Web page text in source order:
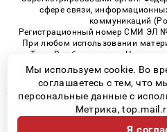
сфере связи,
коммуникаций
Регистрационный номер СМИ ЭЛ
При любом использовании
Town.Ru обязательна.
только при наличии
© 2026 «Ufa-Town» |
Возрастная
Мы используем cookie. Во
соглашаетесь с тем, что
персональные данные с
Метрика,